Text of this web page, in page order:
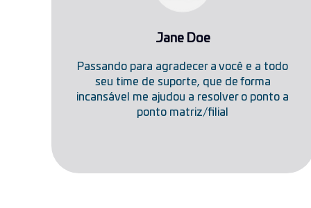
Jane Doe
Passando para agradecer a você e a todo
seu time de suporte, que de forma
incansável me ajudou a resolver o ponto a
ponto matriz/filial